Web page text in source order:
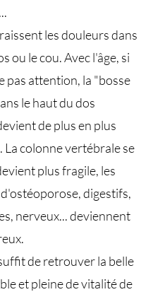
les douleurs dans
ou le cou. Avec l'âge, si
pas attention, la "bosse
le haut du dos
de plus en plus
La colonne vertébrale se
plus fragile, les
digestifs,
nerveux... deviennent
de retrouver la belle
et pleine de vitalité de